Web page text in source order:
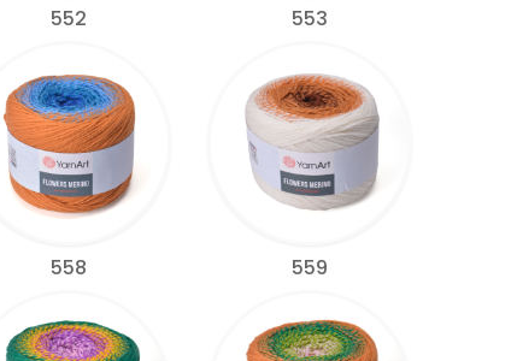
552 553
558 559